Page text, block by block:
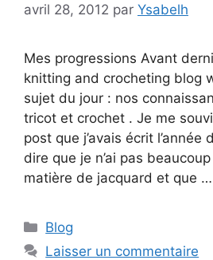
avril 28, 2012 par Ysabelh
Mes progressions Avant
knitting and crocheting blog
sujet du jour : nos
tricot et crochet . Je me
post que j’avais écrit l’année
dire que je n’ai pas
matière de jacquard et que …
Catégories
Blog
Laisser un commentaire